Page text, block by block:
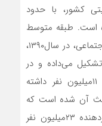
جمعیتی کشور، با حدود
است. طبقه متوسط
شهری به‌عنوان نمادی از تحول‌‌‌‌‌‌خواهی اجتماعی، در سال‌۱۳۹۰،
تشکیل می‌داده و در
مقابل، قشر کم‌‌‌‌‌‌درآمد، جمعیتی حدود ۱۱‌میلیون نفر داشته
نامطلوب دهه ۱۳۹۰، باعث آن شده است که
جمعیت کم‌‌‌‌‌‌درآمد کشور به رقم هشداردهنده ۲۳‌میلیون نفر